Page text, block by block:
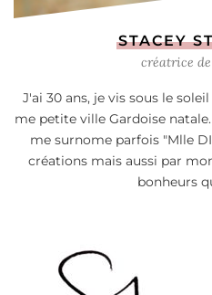
STACEY
créatrice
J'ai 30 ans, je vis sous le
me petite ville Gardoise
me surnome parfois "Mlle
créations mais aussi par
bonheurs